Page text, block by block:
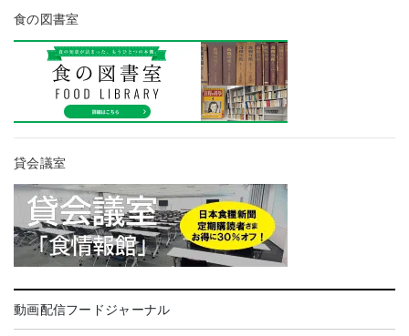
食の図書室
貸会議室
動画配信フードジャーナル